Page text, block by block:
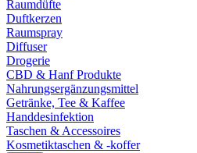
Raumdüfte
Duftkerzen
Raumspray
Diffuser
Drogerie
CBD & Hanf Produkte
Nahrungsergänzungsmittel
Getränke, Tee & Kaffee
Handdesinfektion
Taschen & Accessoires
Kosmetiktaschen & -koffer